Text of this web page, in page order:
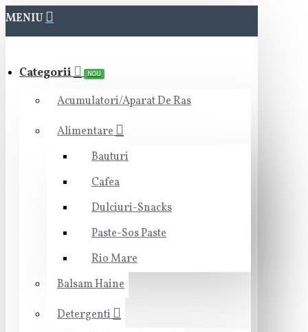
MENIU
Categorii NOU
Acumulatori/Aparat De Ras
Alimentare
Bauturi
Cafea
Dulciuri-Snacks
Paste-Sos Paste
Rio Mare
Balsam Haine
Detergenti